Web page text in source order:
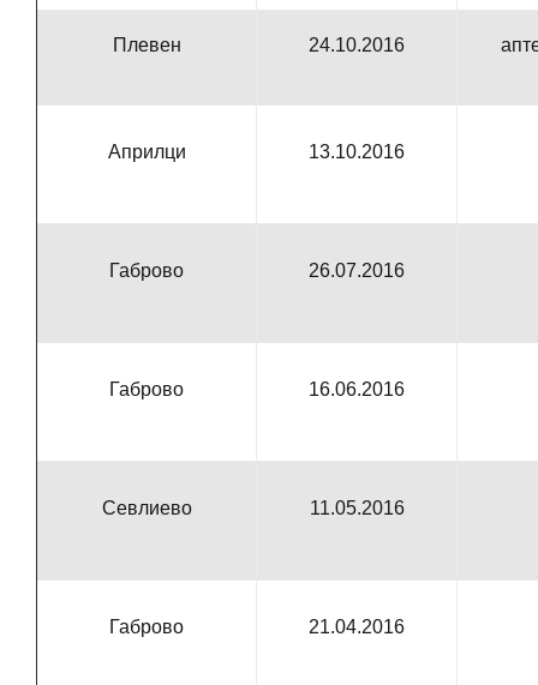
Плевен 24.10.2016
Априлци 13.10.2016
Габрово 26.07.2016
Габрово 16.06.2016
Севлиево 11.05.2016
Габрово 21.04.2016